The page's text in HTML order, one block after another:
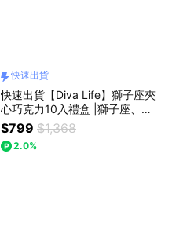
快速出貨
快速出貨【Diva Life】獅子座夾
心巧克力10入禮盒 |獅子座、星
座禮盒、生日、送禮
$799 $1,368
2.0%